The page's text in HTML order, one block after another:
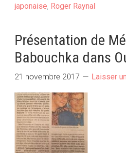
japonaise, Roger Raynal
Présentation de
Babouchka dans
21 novembre 2017 Laisser